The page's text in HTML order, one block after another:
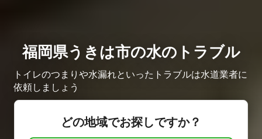
福岡県うきは市の水のトラブル
トイレのつまりや水漏れといったトラブルは水道業者に
依頼しましょう
どの地域でお探しですか？